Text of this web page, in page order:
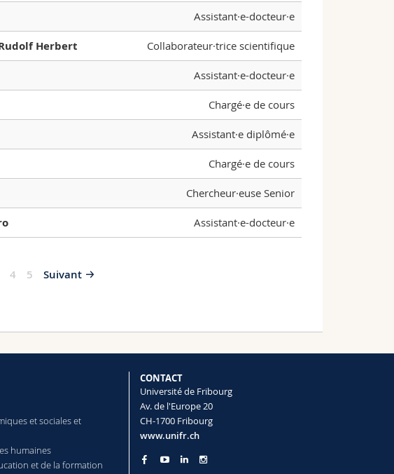
Assistant·e-docteur·e
Herbert Collaborateur·trice scientifique
Assistant·e-docteur·e
Chargé·e de cours
Assistant·e diplômé·e
Chargé·e de cours
Chercheur·euse Senior
Assistant·e-docteur·e
4 5 Suivant
et sociales et
humaines
et de la formation
CONTACT
Université de Fribourg
Av. de l'Europe 20
CH-1700 Fribourg
www.unifr.ch